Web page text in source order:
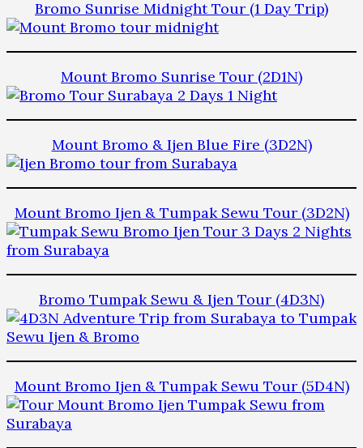
Bromo Sunrise Midnight Tour (1 Day Trip)
Mount Bromo Sunrise Tour (2D1N)
Mount Bromo & Ijen Blue Fire (3D2N)
Mount Bromo Ijen & Tumpak Sewu Tour (3D2N)
Bromo Tumpak Sewu & Ijen Tour (4D3N)
Mount Bromo Ijen & Tumpak Sewu Tour (5D4N)